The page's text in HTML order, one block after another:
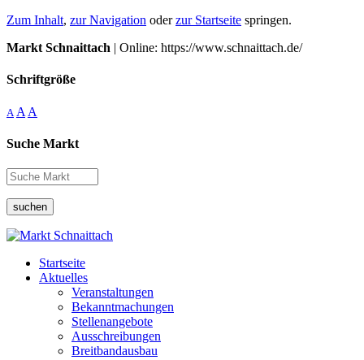
Zum Inhalt, zur Navigation oderzur Startseite springen.
Markt Schnaittach | Online: https://www.schnaittach.de/
Schriftgröße
A A A
Suche Markt
suchen
Startseite
Aktuelles
Veranstaltungen
Bekanntmachungen
Stellenangebote
Ausschreibungen
Breitbandausbau